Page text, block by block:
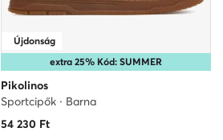
extra 25% Kód: SUMMER
Újdonság
Pikolinos
Sportcipők · Barna
54 230 Ft